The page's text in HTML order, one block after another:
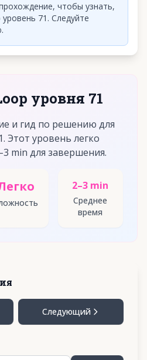
чтобы узнать,
71. Следуйте
уровня 71
и гид по решению для
Этот уровень легко
min для завершения.
2–3 min
Среднее
время
Следующий